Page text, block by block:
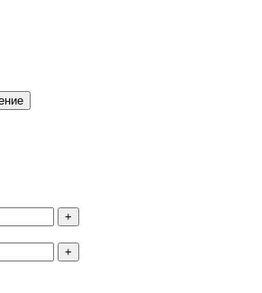
+
+